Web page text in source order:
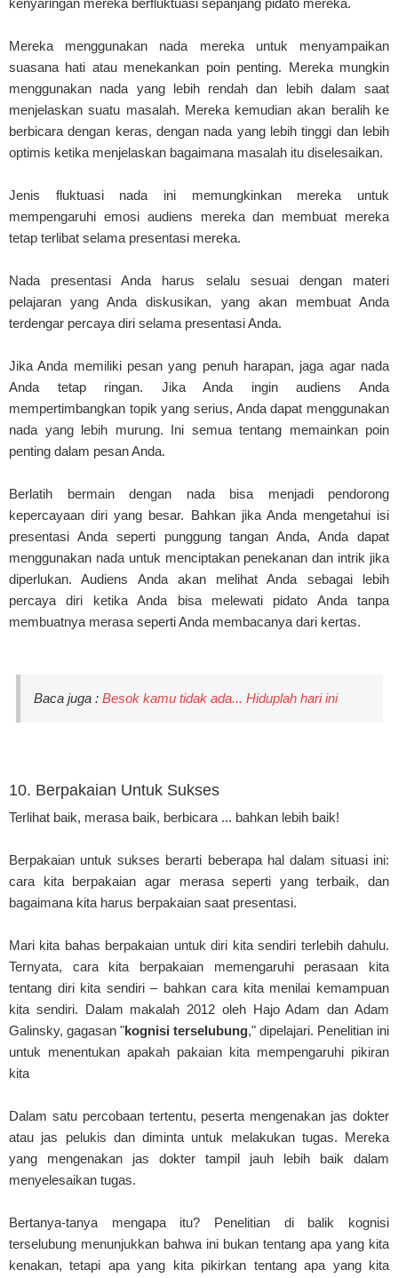
kenyaringan mereka berfluktuasi sepanjang pidato mereka.
Mereka menggunakan nada mereka untuk menyampaikan
suasana hati atau menekankan poin penting. Mereka mungkin
menggunakan nada yang lebih rendah dan lebih dalam saat
menjelaskan suatu masalah. Mereka kemudian akan beralih ke
berbicara dengan keras, dengan nada yang lebih tinggi dan lebih
optimis ketika menjelaskan bagaimana masalah itu diselesaikan.
Jenis fluktuasi nada ini memungkinkan mereka untuk
mempengaruhi emosi audiens mereka dan membuat mereka
tetap terlibat selama presentasi mereka.
Nada presentasi Anda harus selalu sesuai dengan materi
pelajaran yang Anda diskusikan, yang akan membuat Anda
terdengar percaya diri selama presentasi Anda.
Jika Anda memiliki pesan yang penuh harapan, jaga agar nada
Anda tetap ringan. Jika Anda ingin audiens Anda
mempertimbangkan topik yang serius, Anda dapat menggunakan
nada yang lebih murung. Ini semua tentang memainkan poin
penting dalam pesan Anda.
Berlatih bermain dengan nada bisa menjadi pendorong
kepercayaan diri yang besar. Bahkan jika Anda mengetahui isi
presentasi Anda seperti punggung tangan Anda, Anda dapat
menggunakan nada untuk menciptakan penekanan dan intrik jika
diperlukan. Audiens Anda akan melihat Anda sebagai lebih
percaya diri ketika Anda bisa melewati pidato Anda tanpa
membuatnya merasa seperti Anda membacanya dari kertas.
Baca juga : Besok kamu tidak ada... Hiduplah hari ini
10. Berpakaian Untuk Sukses
Terlihat baik, merasa baik, berbicara ... bahkan lebih baik!
Berpakaian untuk sukses berarti beberapa hal dalam situasi ini:
cara kita berpakaian agar merasa seperti yang terbaik, dan
bagaimana kita harus berpakaian saat presentasi.
Mari kita bahas berpakaian untuk diri kita sendiri terlebih dahulu.
Ternyata, cara kita berpakaian memengaruhi perasaan kita
tentang diri kita sendiri – bahkan cara kita menilai kemampuan
kita sendiri. Dalam makalah 2012 oleh Hajo Adam dan Adam
Galinsky, gagasan "kognisi terselubung," dipelajari. Penelitian ini
untuk menentukan apakah pakaian kita mempengaruhi pikiran
kita
Dalam satu percobaan tertentu, peserta mengenakan jas dokter
atau jas pelukis dan diminta untuk melakukan tugas. Mereka
yang mengenakan jas dokter tampil jauh lebih baik dalam
menyelesaikan tugas.
Bertanya-tanya mengapa itu? Penelitian di balik kognisi
terselubung menunjukkan bahwa ini bukan tentang apa yang kita
kenakan, tetapi apa yang kita pikirkan tentang apa yang kita